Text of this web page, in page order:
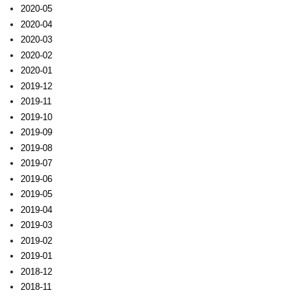
2020-05
2020-04
2020-03
2020-02
2020-01
2019-12
2019-11
2019-10
2019-09
2019-08
2019-07
2019-06
2019-05
2019-04
2019-03
2019-02
2019-01
2018-12
2018-11